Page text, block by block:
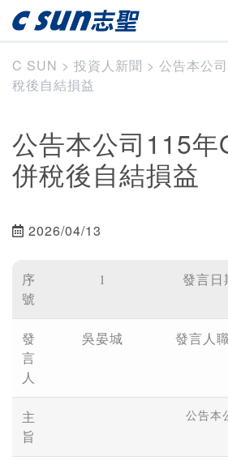
C SUN > 投資人新聞 > 公告本公
稅後自結損益
公告本公司115年
併稅後自結損益
2026/04/13
序
號
1 發言日
發
言
人
吳晏城 發言人
主
旨
公告本